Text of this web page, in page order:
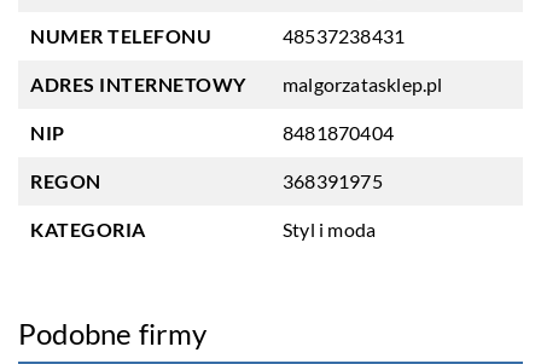
NUMER TELEFONU 48537238431
ADRES INTERNETOWY malgorzatasklep.pl
NIP 8481870404
REGON 368391975
KATEGORIA Styl i moda
Podobne firmy